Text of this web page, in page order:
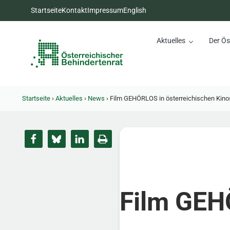
Zum Inhalt springen
Zur Hauptnavigation springen
Zum Footer springen
StartseiteKontaktImpressumEnglish
Aktuelles Der
Startseite › Aktuelles › News ›Film GEHÖRLOS in österreichischen
Film